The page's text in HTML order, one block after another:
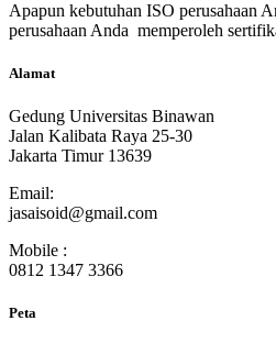
Apapun kebutuhan ISO perusahaan
perusahaan Anda memperoleh
Alamat
Gedung Universitas Binawan
Jalan Kalibata Raya 25-30
Jakarta Timur 13639
Email:
jasaisoid@gmail.com
Mobile :
0812 1347 3366
Peta